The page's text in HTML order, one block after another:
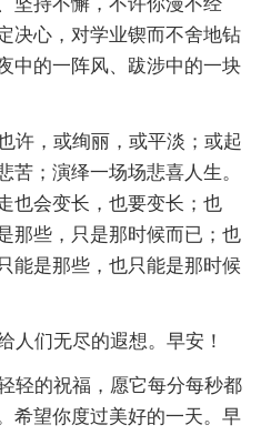
决心，对学业锲而不舍地钻
中的一阵风、跋涉中的一块
许，或绚丽，或平淡；或起
苦；演绎一场场悲喜人生。
也会变长，也要变长；也
那些，只是那时候而已；也
能是那些，也只能是那时候
人们无尽的遐想。早安！
轻的祝福，愿它每分每秒都
希望你度过美好的一天。早